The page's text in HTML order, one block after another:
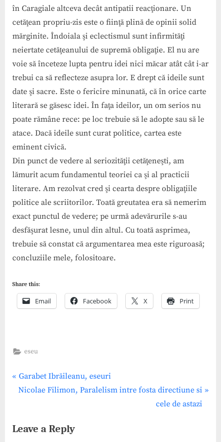
în Caragiale altceva decât antipatii reacţionare. Un
cetăţean propriu-zis este o fiinţă plină de opinii solid
mărginite. Îndoiala şi eclectismul sunt infirmităţi
neiertate cetăţeanului de supremă obligaţie. El nu are
voie să înceteze lupta pentru idei nici măcar atât cât i-ar
trebui ca să reflecteze asupra lor. E drept că ideile sunt
date şi sacre. Este o fericire minunată, că în orice carte
literară se găsesc idei. În faţa ideilor, un om serios nu
poate rămâne rece: pe loc trebuie să le adopte sau să le
atace. Dacă ideile sunt curat politice, cartea este
eminent civică.
Din punct de vedere al seriozităţii cetăţeneşti, am
lămurit acum fundamentul teoriei ca şi al practicii
literare. Am rezolvat cred şi cearta despre obligaţiile
politice ale scriitorilor. Toată greutatea era să nemerim
exact punctul de vedere; pe urmă adevărurile s-au
desfăşurat lesne, unul din altul. Cu toată asprimea,
trebuie să constat că argumentarea mea este riguroasă;
concluziile mele, folositoare.
Share this:
Email Facebook X Print
eseu
Post
navigation
P
r
i
Garabet Ibrăileanu, eseuri
N
t
Nicolae Filimon, Paralelism intre fosta directiune si
cele de astazi
Leave a Reply